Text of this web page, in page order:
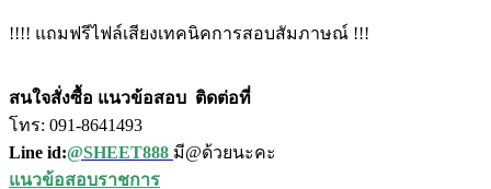
!!!! แถมฟรีไฟล์เสียงเทคนิคการสอบสัมภาษณ์ !!!
สนใจสั่งซื้อ แนวข้อสอบ ติดต่อที่
โทร: 091-8641493
Line id:@SHEET888 มี@ด้วยนะคะ
แนวข้อสอบราชการ